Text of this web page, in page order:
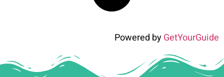
Powered byGetYourGuide